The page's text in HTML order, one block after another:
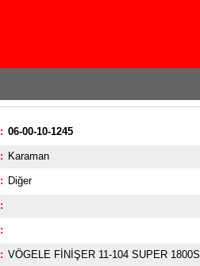
: 06-00-10-1245
: Karaman
: Diğer
:
:
: VÖGELE FİNİŞER 11-104 SUPER 1800S